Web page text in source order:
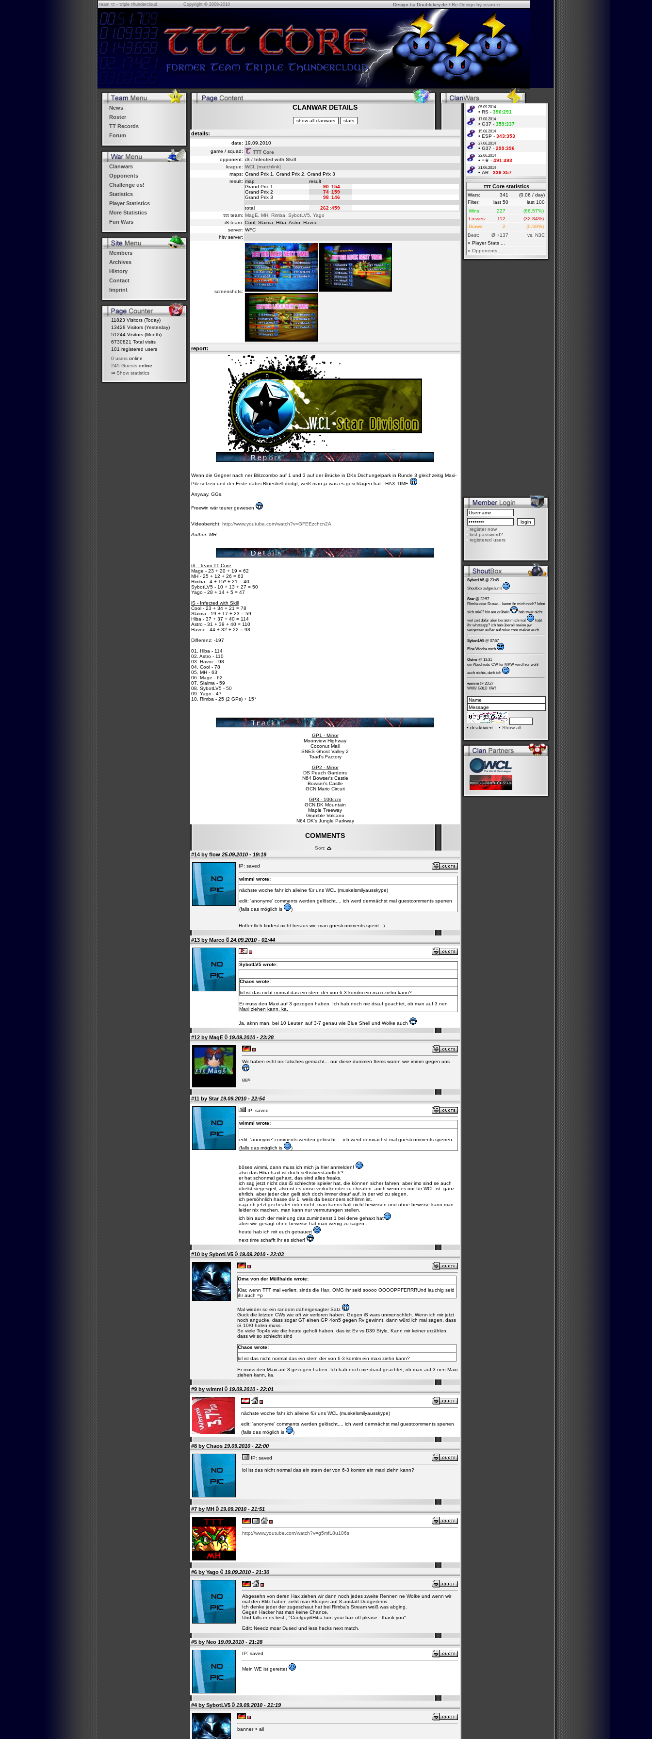
τeam ττ - τriple τhundercloud Copyright © 2009-2010 DesignbyDoublekey.de/ Re-Design by τeam ττ
News
Roster
TT Records
Forum
Clanwars
Opponents
Challenge us!
Statistics
Player Statistics
More Statistics
Fun Wars
Members
Archives
History
Contact
Imprint
11823 Visitors (Today)
13428 Visitors (Yesterday)
51244 Visitors (Month)
6730821 Total visits
101 registered users
0 users online
245 Guests online
⇒ Show statistics
CLANWAR DETAILS
details:
date: 19.09.2010
game / squad:
TTT Core
opponent: iS / Infected with Skill
league: WCL
[matchlink]
maps: Grand Prix 1, Grand Prix 2, Grand Prix 3
result: map
result
Grand Prix 1
90:154
Grand Prix 2
74:159
Grand Prix 3
98:146
total
262 :459
τττ team: MagE MH Rimba SybotLV5
Yago
iS team: Cool, Slaima, Hiba, Astro, Havoc
server: WFC
hltv server:
screenshots:
report:
Wenn die Gegner nach ner Blitzcombo auf 1 und 3 auf der Brücke in DKs Dschungelpark in Runde 3 gleichzeitig Maxi-
Pilz setzen und der Erste dabei Blueshell dodgt, weiß man ja was es geschlagen hat - HAX TIME
Anyway, GGs.
Freewin wär teurer gewesen
Videobericht: http://www.youtube.com/watch?v=GFEEzchcn2A
Author: MH
ttt - Team TT Core
Mage - 23 + 20 + 19 = 62
MH - 25 + 12 + 26 = 63
Rimba - 4 + 15* + 21 = 40
SybotLV5 - 10 + 13 + 27 = 50
Yago - 28 + 14 + 5 = 47
iS - Infected with Skill
Cool - 23 + 34 + 21 = 78
Slaima - 19 + 17 + 23 = 59
Hiba - 37 + 37 + 40 = 114
Astro - 31 + 39 + 40 = 110
Havoc - 44 + 32 + 22 = 98
Differenz: -197
01. Hiba - 114
02. Astro - 110
03. Havoc - 98
04. Cool - 78
05. MH - 63
06. Mage - 62
07. Slaima - 59
08. SybotLV5 - 50
09. Yago - 47
10. Rimba - 25 (2 GPs) + 15*
GP1 - Mirror
Moonview Highway
Coconut Mall
SNES Ghost Valley 2
Toad's Factory
GP2 - Mirror
DS Peach Gardens
N64 Bowser's Castle
Bowser's Castle
GCN Mario Circuit
GP3 - 100ccm
GCN DK Mountain
Maple Treeway
Grumble Volcano
N64 DK's Jungle Parkway
COMMENTS
Sort:
#14 by flow 25.09.2010 - 19:19
IP: saved
wimmi wrote:
nächste woche fahr ich alleine für uns WCL (muskelsmilyausskype)
edit: 'anonyme' comments werden gelöscht.... ich werd demnächst mal guestcomments sperren
(falls das möglich is
)
Hoffentlich findest nicht heraus wie man guestcomments sperrt :-)
#13 by Marco 24.09.2010 - 01:44
SybotLV5 wrote:
Chaos wrote:
lol ist das nicht normal das ein stern der von 6-3 komtm ein maxi ziehn kann?
Er muss den Maxi auf 3 gezogen haben. Ich hab noch nie drauf geachtet, ob man auf 3 nen
Maxi ziehen kann, ka.
Ja, aknn man, bei 10 Leuten auf 3-7 genau wie Blue Shell und Wolke auch
#12 by MagE 19.09.2010 - 23:28
Wir haben echt nix falsches gemacht... nur diese dummen Items waren wie immer gegen uns
ggs
#11 by Star19.09.2010 - 22:54
IP: saved
wimmi wrote:
edit: 'anonyme' comments werden gelöscht.... ich werd demnächst mal guestcomments sperren
(falls das möglich is
)
böses wimmi, dann muss ich mich ja hier anmelden!
'
also das Hiba haxt ist doch selbstverständlich?
er hat schonmal gehaxt, das sind alles freaks.
ich sag jetzt nicht das iS schlechte spieler hat, die können sicher fahren, aber imo sind se auch
übelst siegesgeil, also ist es umso verlockender zu cheaten. auch wenn es nur für WCL ist. ganz
ehrlich, aber jeder clan geilt sich doch immer drauf auf, in der wcl zu siegen.
ich persöhnlich hasse div 1, weils da besonders schlimm ist.
naja ob jetzt gecheatet oder nicht, man kanns halt nicht beweisen und ohne beweise kann man
leider nix machen. man kann nur vermutungen stellen.
ich bin auch der meinung das zumindenst 1 bei dene gehaxt hat
aber wie gesagt ohne beweise hat man wenig zu sagen..
heute hab ich mit euch getrauert
next time schafft ihr es sicher!
#10 by SybotLV5 19.09.2010 - 22:03
Oma von der Müllhalde wrote:
Klar, wenn TTT mal verliert, sinds die Hax. OMG ihr seid soooo OOOOPPFERRRUnd lauchig seid
ihr auch =p
Mal wieder so ein random dahergesagter Satz
Guck die letzten CWs wie oft wir verloren haben. Gegen iS wars unmenschlich. Wenn ich mir jetzt
noch angucke, dass sogar GT einen GP 4on5 gegen Rv gewinnt, dann würd ich mal sagen, dass
iS 10/0 holen muss.
So viele Top4s wie die heute geholt haben, das ist Ev vs D39 Style. Kann mir keiner erzählen,
dass wir so schlecht sind
Chaos wrote:
lol ist das nicht normal das ein stern der von 6-3 komtm ein maxi ziehn kann?
Er muss den Maxi auf 3 gezogen haben. Ich hab noch nie drauf geachtet, ob man auf 3 nen Maxi
ziehen kann, ka.
#9 by wimmi 19.09.2010 - 22:01
nächste woche fahr ich alleine für uns WCL (muskelsmilyausskype)
edit: 'anonyme' comments werden gelöscht.... ich werd demnächst mal guestcomments sperren
(falls das möglich is
)
#8 by Chaos 19.09.2010 - 22:00
IP: saved
lol ist das nicht normal das ein stern der von 6-3 komtm ein maxi ziehn kann?
#7 by MH 19.09.2010 - 21:51
http://www.youtube.com/watch?v=g5mfL8u186s
#6 by Yago 19.09.2010 - 21:30
Abgesehn von deren Hax ziehen wir dann noch jedes zweite Rennen ne Wolke und wenn wir
mal den Blitz haben zieht man Blooper auf 8 anstatt Dodgeitems.
Ich denke jeder der zugeschaut hat bei Rimba's Stream weiß was abging.
Gegen Hacker hat man keine Chance.
Und falls er es liest , "Coolguy&Hiba turn your hax off please - thank you".
Edit: Needz moar Dused und less hacks next match.
#5 by Neo 19.09.2010 - 21:28
IP: saved
Mein WE ist gerettet
#4 by SybotLV5 19.09.2010 - 21:19
banner > all
05.09.2014
• RS - 390:291
17.08.2014
• G37 - 359:337
15.08.2014
• ESP - 343:353
27.06.2014
• G37 - 299:396
22.06.2014
• =★ - 491:493
21.06.2014
• AR - 339:357
τττ Core statistics
Wars: 341
(0.06 / day)
Filter:
last 50
last 100
Wins:
227
(66.57%)
Losses:
112
(32.84%)
Draws:
2
(0.59%)
Best:
Ø +137
vs. N3C
« Player Stats ...
« Opponents ...
• register now
• lost password?
• registered users
SybotLV5@ 23:45
Shoutbox aufgeräumt
Star @ 23:57
Rimba oder Dused... kennt ihr mich noch? lohnt
sich mk8? bin am grübeln
hab zwar nicht
viel zeit dafür aber beratet mich mal
habt
ihr whatsapp? ich hab überall meine pw
vergessen außer auf mkw.com meldet euch...
SybotLV5@ 07:57
Eine Woche noch
Ostro @ 13:31
ein Abschieds-CW für MKW wird hier wohl
auch nichts, denk ich
wimmi @ 20:27
W0W G0LD YAY!
• deaktiviert • Show all